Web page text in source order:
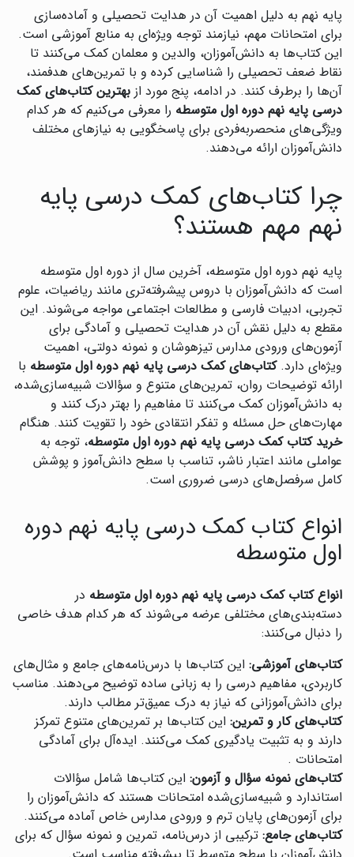
پایه نهم به دلیل اهمیت آن در هدایت تحصیلی و آماده‌سازی
برای امتحانات مهم، نیازمند توجه ویژه‌ای به منابع آموزشی است.
این کتاب‌ها به دانش‌آموزان، والدین و معلمان کمک می‌کنند تا
نقاط ضعف تحصیلی را شناسایی کرده و با تمرین‌های هدفمند،
آن‌ها را برطرف کنند. در ادامه، پنج مورد از بهترین کتاب‌های کمک
درسی پایه نهم دوره اول متوسطه را معرفی می‌کنیم که هر کدام
ویژگی‌های منحصربه‌فردی برای پاسخگویی به نیازهای مختلف
دانش‌آموزان ارائه می‌دهند.
چرا کتاب‌های کمک درسی پایه
نهم مهم هستند؟
پایه نهم دوره اول متوسطه، آخرین سال از دوره اول متوسطه
است که دانش‌آموزان با دروس پیشرفته‌تری مانند ریاضیات، علوم
تجربی، ادبیات فارسی و مطالعات اجتماعی مواجه می‌شوند. این
مقطع به دلیل نقش آن در هدایت تحصیلی و آمادگی برای
آزمون‌های ورودی مدارس تیزهوشان و نمونه دولتی، اهمیت
ویژه‌ای دارد.کتاب‌های کمک درسی پایه نهم دوره اول متوسطه با
ارائه توضیحات روان، تمرین‌های متنوع و سؤالات شبیه‌سازی‌شده،
به دانش‌آموزان کمک می‌کنند تا مفاهیم را بهتر درک کنند و
مهارت‌های حل مسئله و تفکر انتقادی خود را تقویت کنند. هنگام
خرید کتاب کمک درسی پایه نهم دوره اول متوسطه، توجه به
عواملی مانند اعتبار ناشر، تناسب با سطح دانش‌آموز و پوشش
کامل سرفصل‌های درسی ضروری است.
انواع کتاب کمک درسی پایه نهم دوره
اول متوسطه
انواع کتاب کمک درسی پایه نهم دوره اول متوسطه در
دسته‌بندی‌های مختلفی عرضه می‌شوند که هر کدام هدف خاصی
را دنبال می‌کنند:
کتاب‌های آموزشی: این کتاب‌ها با درس‌نامه‌های جامع و مثال‌های
کاربردی، مفاهیم درسی را به زبانی ساده توضیح می‌دهند. مناسب
برای دانش‌آموزانی که نیاز به درک عمیق‌تر مطالب دارند.
کتاب‌های کار و تمرین: این کتاب‌ها بر تمرین‌های متنوع تمرکز
دارند و به تثبیت یادگیری کمک می‌کنند. ایده‌آل برای آمادگی
امتحانات .
کتاب‌های نمونه سؤال و آزمون: این کتاب‌ها شامل سؤالات
استاندارد و شبیه‌سازی‌شده امتحانات هستند که دانش‌آموزان را
برای آزمون‌های پایان ترم و ورودی مدارس خاص آماده می‌کنند.
کتاب‌های جامع: ترکیبی از درس‌نامه، تمرین و نمونه سؤال که برای